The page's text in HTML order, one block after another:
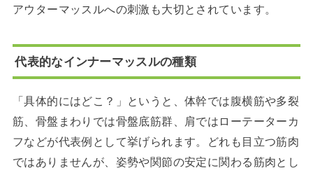
アウターマッスルへの刺激も大切とされています。
代表的なインナーマッスルの種類
「具体的にはどこ？」というと、体幹では腹横筋や多裂
筋、骨盤まわりでは骨盤底筋群、肩ではローテーターカ
フなどが代表例として挙げられます。どれも目立つ筋肉
ではありませんが、姿勢や関節の安定に関わる筋肉とし